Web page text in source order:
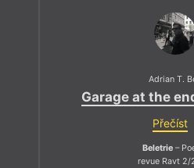
Adrian T.
Garage at the
Přečíst
Beletrie –
revue Ravt 2/